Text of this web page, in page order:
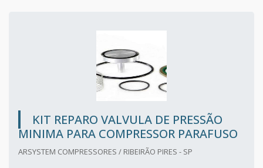
KIT REPARO VALVULA DE PRESSÃO
MINIMA PARA COMPRESSOR PARAFUSO
ARSYSTEM COMPRESSORES / RIBEIRÃO PIRES - SP